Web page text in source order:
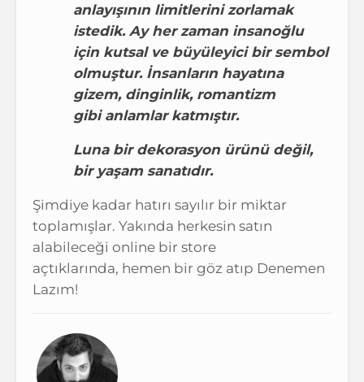
anlayışının limitlerini zorlamak
istedik. Ay her zaman insanoğlu
için kutsal ve büyüleyici bir sembol
olmuştur. İnsanların hayatına
gizem, dinginlik, romantizm
gibi anlamlar katmıştır.
Luna bir dekorasyon ürünü değil,
bir yaşam sanatıdır.
Şimdiye kadar hatırı sayılır bir miktar
toplamışlar. Yakında herkesin satın
alabileceği online bir store
açtıklarında, hemen bir göz atıp Denemen
Lazım!